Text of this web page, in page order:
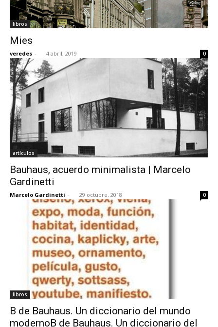
libros
Mies
veredes - 4 abril, 2019 0
artículos
Bauhaus, acuerdo minimalista | Marcelo
Gardinetti
Marcelo Gardinetti - 29 octubre, 2018 0
libros
B de Bauhaus. Un diccionario del mundo
modernoB de Bauhaus. Un diccionario del